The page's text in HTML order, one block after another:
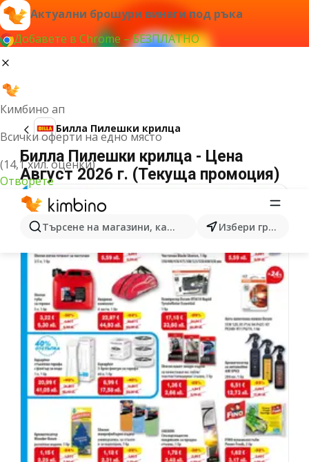
Актуални брошури винаги под ръка
Добавете в Chrome – БЕЗПЛАТНО
Кимбино ап
Всички оферти на едно място
(14,1 хил. оценки)
Отворете
Търсене на магазини, категории, продукти...Избери град
Билла Пилешки крилца
Билла Пилешки крилца - Цена
Август 2026 г. (Текуща промоция)